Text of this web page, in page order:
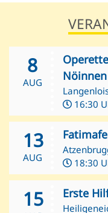
8
AUG
Nöinnen
16:30
13
AUG
18:30
15 Erste